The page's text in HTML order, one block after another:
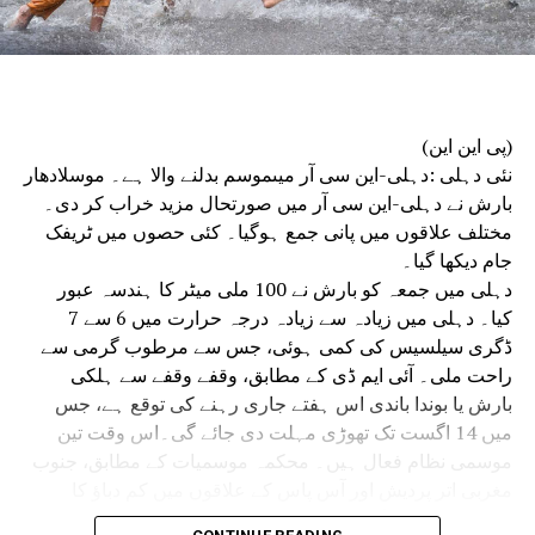
سینئر پولیس افسران نے شرکت کی۔
دہلی پولیس ہیڈکوارٹر میں منعقدہ میٹنگ میں مرکزی انٹیلی
تقریبات کو ہموار اور واقعات سے پاک کرنے کو یقینی بنانے پر
زور دیا گیا۔
(پی این این)
نئی دہلی :دہلی-این سی آر میںموسم بدلنے والا ہے۔ موسلادھار
بارش نے دہلی-این سی آر میں صورتحال مزید خراب کر دی۔
مختلف علاقوں میں پانی جمع ہوگیا۔ کئی حصوں میں ٹریفک
جام دیکھا گیا۔
دہلی میں جمعہ کو بارش نے 100 ملی میٹر کا ہندسہ عبور
کیا۔ دہلی میں زیادہ سے زیادہ درجہ حرارت میں 6 سے 7
ڈگری سیلسیس کی کمی ہوئی، جس سے مرطوب گرمی سے
راحت ملی۔ آئی ایم ڈی کے مطابق، وقفے وقفے سے ہلکی
بارش یا بوندا باندی اس ہفتے جاری رہنے کی توقع ہے، جس
میں 14 اگست تک تھوڑی مہلت دی جائے گی۔اس وقت تین
موسمی نظام فعال ہیں۔ محکمہ موسمیات کے مطابق، جنوب
علاقہ کمزور ہوگیا ہے، لیکن اس سے منسلک سائیکلونک